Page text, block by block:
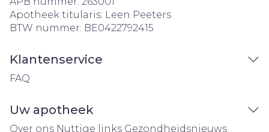
Apotheek titularis: Leen Peeters
BTW nummer: BE0422792415
Klantenservice
FAQ
Uw apotheek
Over ons Nuttige links Gezondheidsnieuws